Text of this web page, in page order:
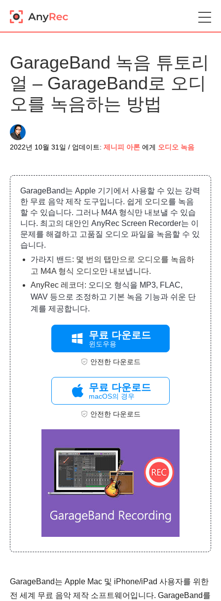
GarageBand 녹음 튜토리
얼 – GarageBand로 오디
오를 녹음하는 방법
2022년 10월 31일 / 업데이트: 제니피 아론 에게 오디오 녹음
GarageBand는 Apple 기기에서 사용할 수 있는 강력
한 무료 음악 제작 도구입니다. 쉽게 오디오를 녹음
할 수 있습니다. 그러나 M4A 형식만 내보낼 수 있습
니다. 최고의 대안인 AnyRec Screen Recorder는 이
문제를 해결하고 고품질 오디오 파일을 녹음할 수 있
습니다.
가라지 밴드: 몇 번의 탭만으로 오디오를 녹음하
고 M4A 형식 오디오만 내보냅니다.
AnyRec 레코더: 오디오 형식을 MP3, FLAC,
WAV 등으로 조정하고 기본 녹음 기능과 쉬운 단
계를 제공합니다.
무료 다운로드
윈도우용
안전한 다운로드
무료 다운로드
macOS의 경우
안전한 다운로드
GarageBand는 Apple Mac 및 iPhone/iPad 사용자를 위한
전 세계 무료 음악 제작 소프트웨어입니다. GarageBand를